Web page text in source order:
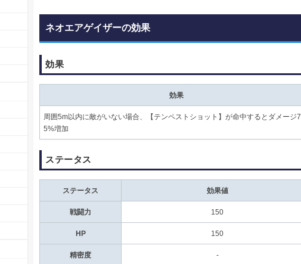
ネオエアゲイザーの効果
効果
効果
周囲5m以内に敵がいない場合、【テンペストショット】が命中するとダメージ7
5%増加
ステータス
ステータス 効果値
戦闘力 150
HP 150
精密度 -